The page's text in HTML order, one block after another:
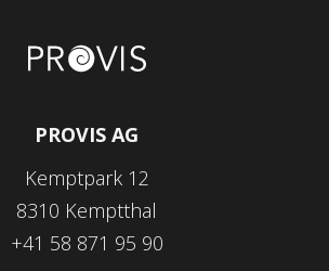
PROVIS AG
Kemptpark 12
8310 Kemptthal
+41 58 871 95 90